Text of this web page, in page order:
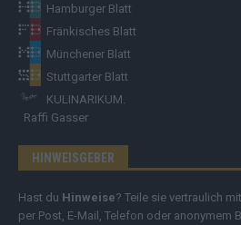
Hamburger Blatt
Fränkisches Blatt
Münchener Blatt
Stuttgarter Blatt
KULINARIKUM.
Raffi Gasser
HINWEISGEBER
Hast du Hinweise? Teile sie vertraulich
per Post, E-Mail, Telefon oder anonymem